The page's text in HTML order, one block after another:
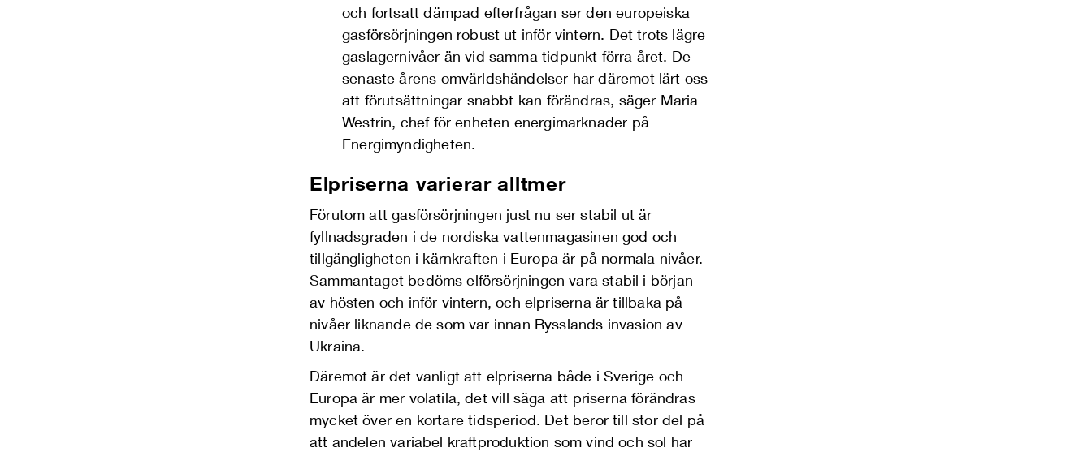
och fortsatt dämpad efterfrågan ser den europeiska
gasförsörjningen robust ut inför vintern. Det trots lägre
gaslagernivåer än vid samma tidpunkt förra året. De
senaste årens omvärldshändelser har däremot lärt oss
att förutsättningar snabbt kan förändras, säger Maria
Westrin, chef för enheten energimarknader på
Energimyndigheten.
Elpriserna varierar alltmer
Förutom att gasförsörjningen just nu ser stabil ut är
fyllnadsgraden i de nordiska vattenmagasinen god och
tillgängligheten i kärnkraften i Europa är på normala nivåer.
Sammantaget bedöms elförsörjningen vara stabil i början
av hösten och inför vintern, och elpriserna är tillbaka på
nivåer liknande de som var innan Rysslands invasion av
Ukraina.
Däremot är det vanligt att elpriserna både i Sverige och
Europa är mer volatila, det vill säga att priserna förändras
mycketöver en kortare tidsperiod. Det beror till stor del på
att andelen variabel kraftproduktion som vind och sol har